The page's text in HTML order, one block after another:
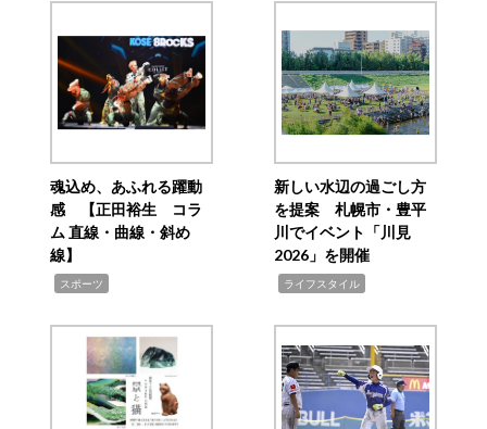
魂込め、あふれる躍動
感 【正田裕生 コラ
ム 直線・曲線・斜め
線】
スポーツ
新しい水辺の過ごし方
を提案 札幌市・豊平
川でイベント「川見
2026」を開催
ライフスタイル